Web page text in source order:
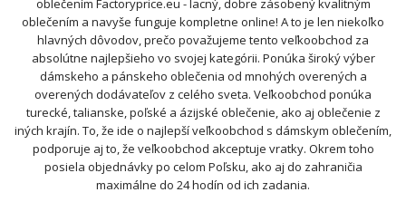
oblečením Factoryprice.eu - lacný, dobre zásobený kvalitným
oblečením a navyše funguje kompletne online! A to je len niekoľko
hlavných dôvodov, prečo považujeme tento veľkoobchod za
absolútne najlepšieho vo svojej kategórii. Ponúka široký výber
dámskeho a pánskeho oblečenia od mnohých overených a
overených dodávateľov z celého sveta. Veľkoobchod ponúka
turecké, talianske, poľské a ázijské oblečenie, ako aj oblečenie z
iných krajín. To, že ide o najlepší veľkoobchod s dámskym oblečením,
podporuje aj to, že veľkoobchod akceptuje vratky. Okrem toho
posiela objednávky po celom Poľsku, ako aj do zahraničia
maximálne do 24 hodín od ich zadania.